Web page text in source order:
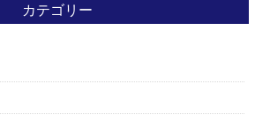
カテゴリー